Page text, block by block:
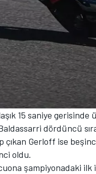
15 saniye
dördüncü
Gerloff ise
oldu.
şampiyonadaki